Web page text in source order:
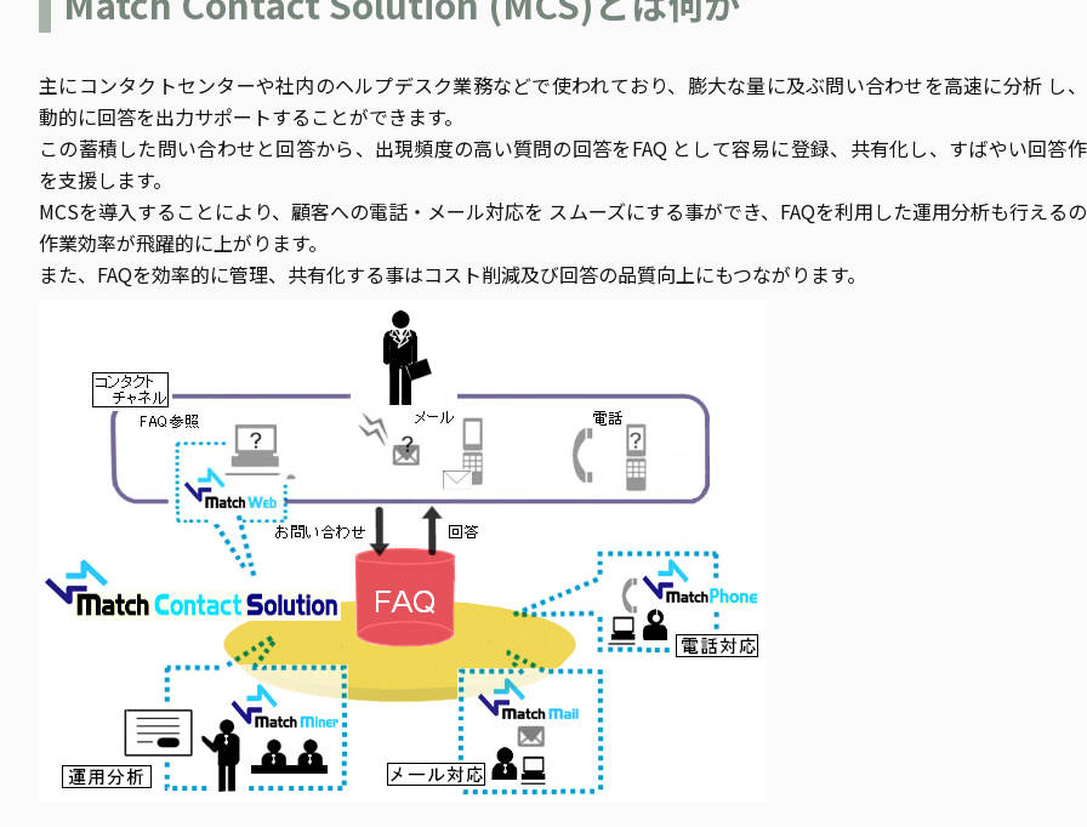
案件プロジェクトのご相談はこちら
主にコンタクトセンターや社内のヘルプデスク業務などで使われており、膨大な量に及ぶ問い合わせを高速に分析 し
動的に回答を出力サポートすることができます。
この蓄積した問い合わせと回答から、出現頻度の高い質問の回答をFAQ として容易に登録、共有化し、すばやい回答
を支援します。
MCSを導入することにより、顧客への電話・メール対応を スムーズにする事ができ、FAQを利用した運用分析も行える
作業効率が飛躍的に上がります。
また、FAQを効率的に管理、共有化する事はコスト削減及び回答の品質向上にもつながります。